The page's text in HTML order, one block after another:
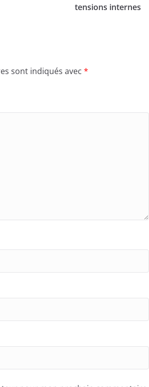
tensions internes
sont indiqués avec *